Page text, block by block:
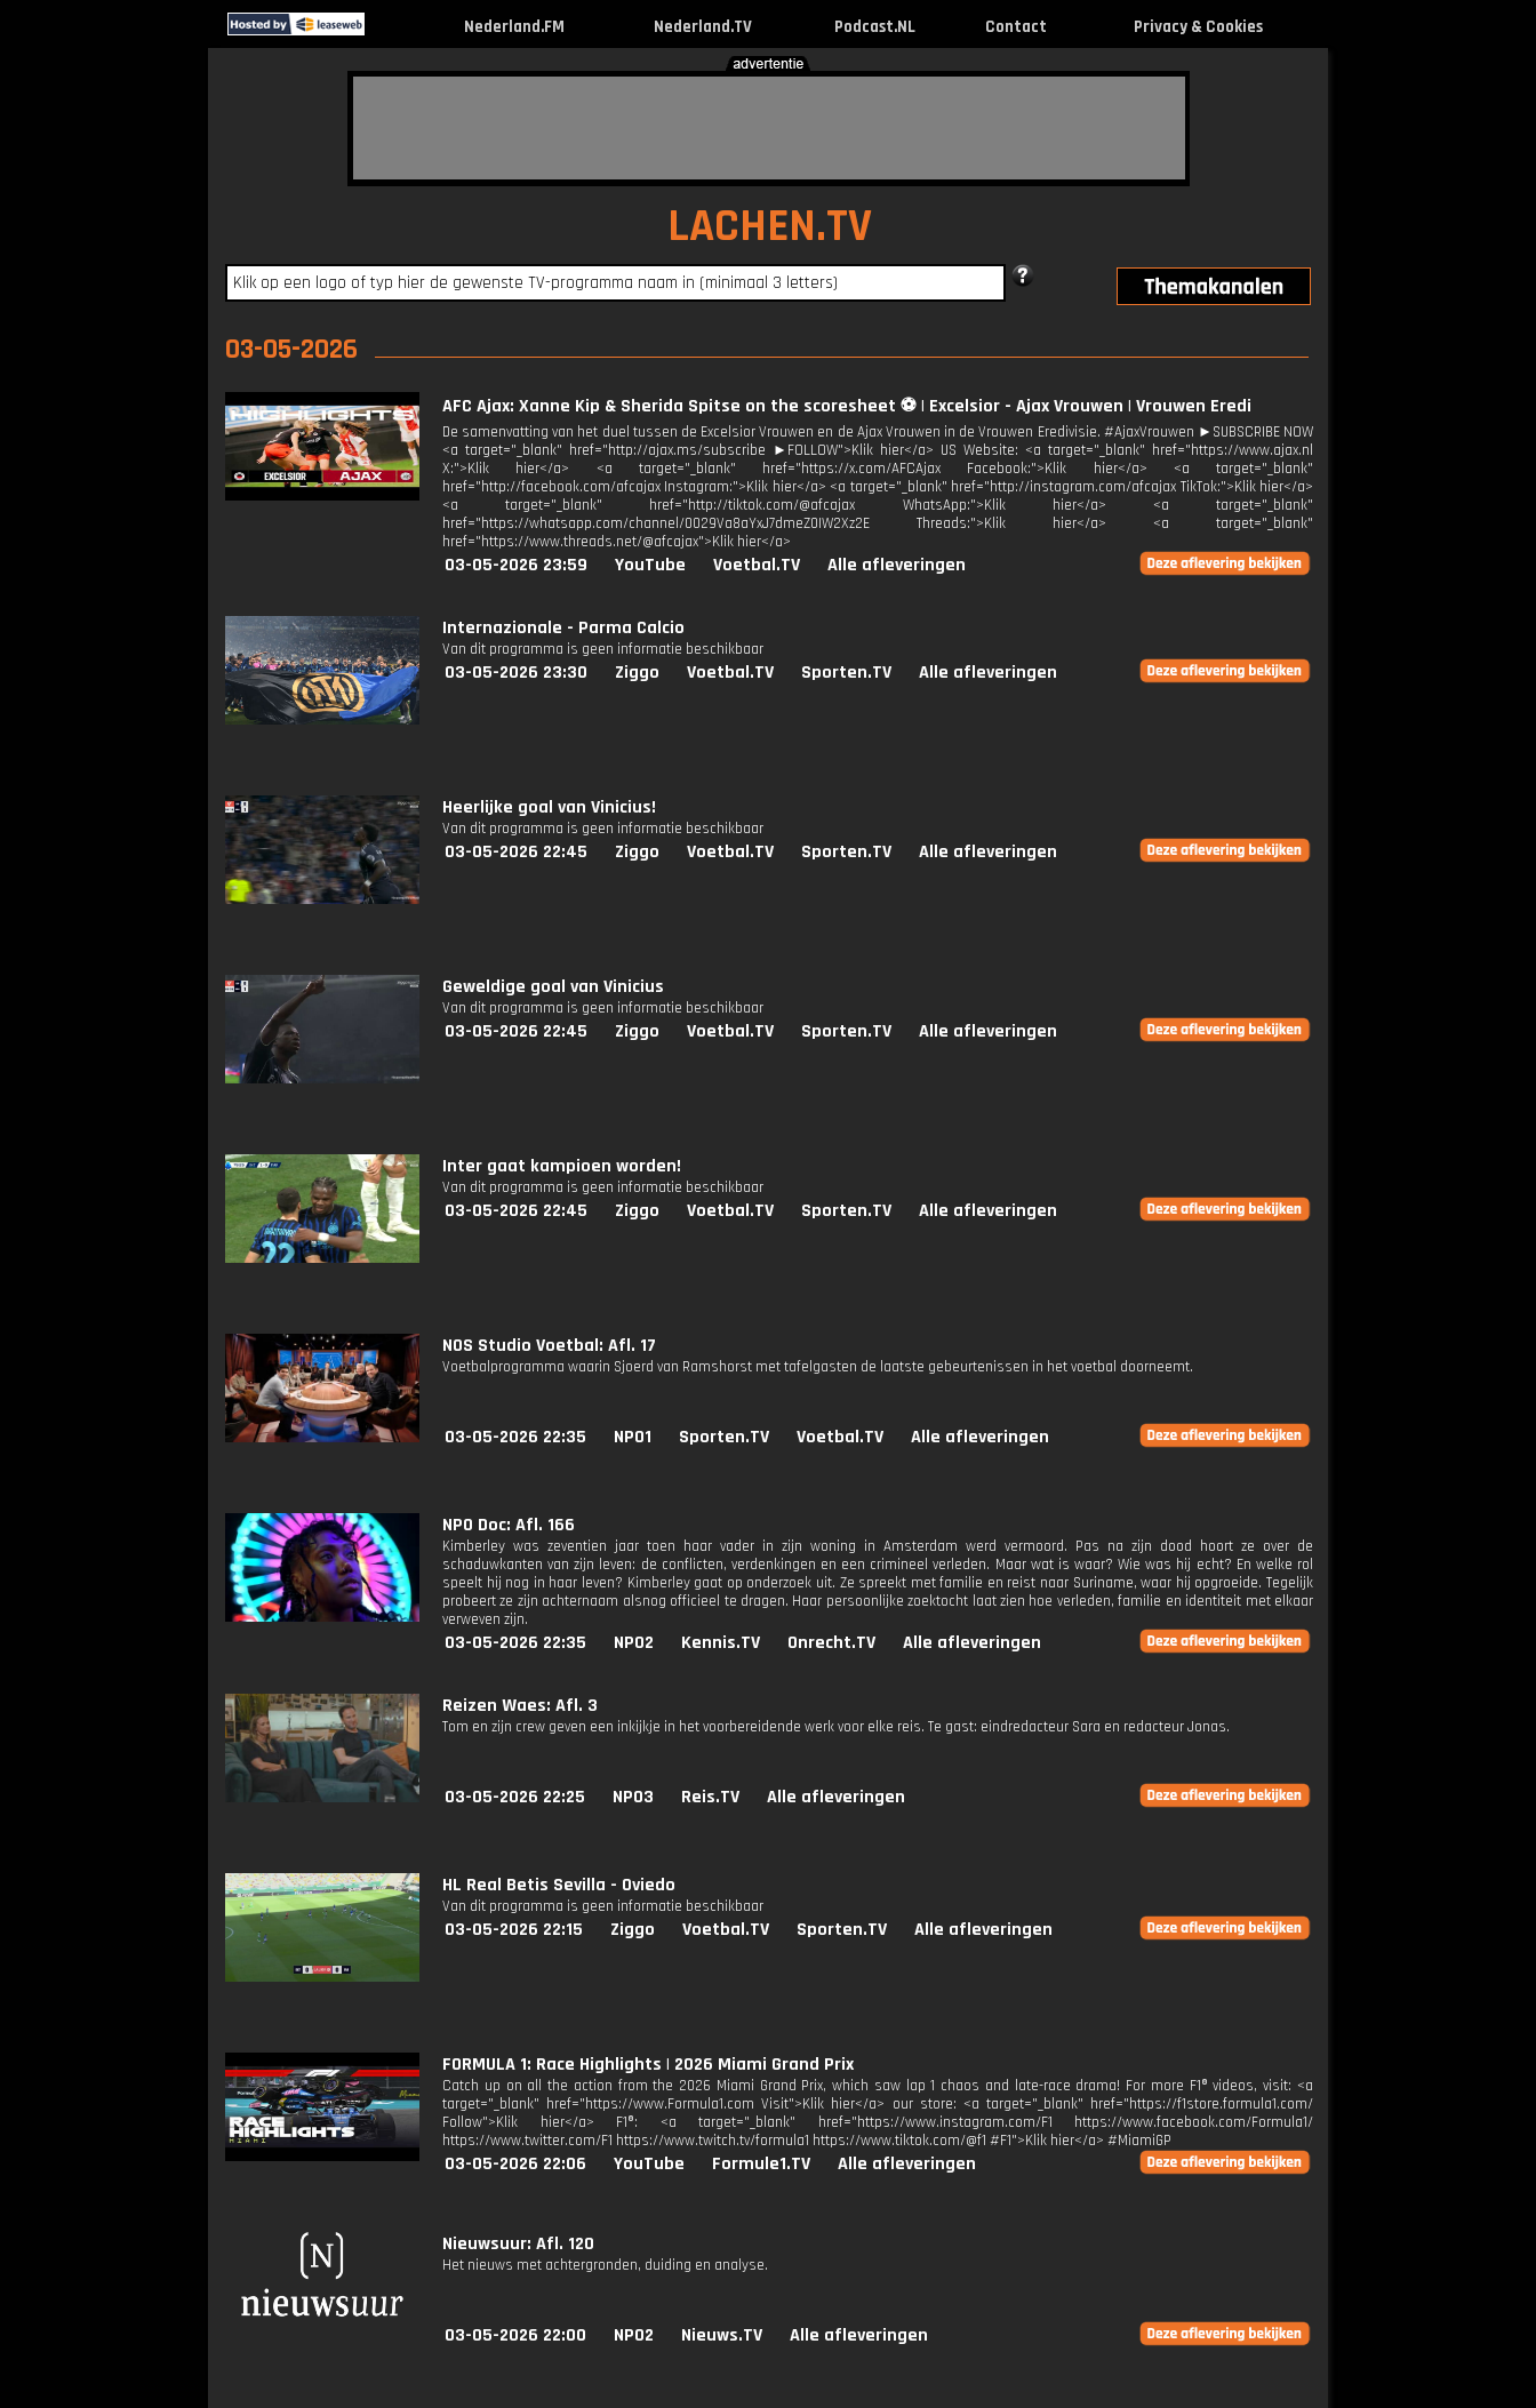
Nederland.FM Nederland.TV Podcast.NL Contact Privacy & Cookies
LACHEN.TV
03-05-2026
AFC Ajax: Xanne Kip & Sherida Spitse on the scoresheet ⚽️ | Excelsior - Ajax Vrouwen | Vrouwen Eredi
De samenvatting van het duel tussen de Excelsior Vrouwen en de Ajax Vrouwen in de Vrouwen Eredivisie. #AjaxVrouwen ►SUBSCRIBE NOW
<a target="_blank" href="http://ajax.ms/subscribe ►FOLLOW">Klik hier</a> US Website: <a target="_blank" href="https://www.ajax.nl
X:">Klik hier</a> <a target="_blank" href="https://x.com/AFCAjax Facebook:">Klik hier</a> <a target="_blank"
href="http://facebook.com/afcajax Instagram:">Klik hier</a> <a target="_blank" href="http://instagram.com/afcajax TikTok:">Klik hier</a>
<a target="_blank" href="http://tiktok.com/@afcajax WhatsApp:">Klik hier</a> <a target="_blank"
href="https://whatsapp.com/channel/0029Va8aYxJ7dmeZ0IW2Xz2E Threads:">Klik hier</a> <a target="_blank"
href="https://www.threads.net/@afcajax">Klik hier</a>
03-05-2026 23:59 YouTube Voetbal.TV Alle afleveringen
Internazionale - Parma Calcio
Van dit programma is geen informatie beschikbaar
03-05-2026 23:30 Ziggo Voetbal.TV Sporten.TV Alle afleveringen
Heerlijke goal van Vinicius!
Van dit programma is geen informatie beschikbaar
03-05-2026 22:45 Ziggo Voetbal.TV Sporten.TV Alle afleveringen
Geweldige goal van Vinicius
Van dit programma is geen informatie beschikbaar
03-05-2026 22:45 Ziggo Voetbal.TV Sporten.TV Alle afleveringen
Inter gaat kampioen worden!
Van dit programma is geen informatie beschikbaar
03-05-2026 22:45 Ziggo Voetbal.TV Sporten.TV Alle afleveringen
NOS Studio Voetbal: Afl. 17
Voetbalprogramma waarin Sjoerd van Ramshorst met tafelgasten de laatste gebeurtenissen in het voetbal doorneemt.
03-05-2026 22:35 NPO1 Sporten.TV Voetbal.TV Alle afleveringen
NPO Doc: Afl. 166
Kimberley was zeventien jaar toen haar vader in zijn woning in Amsterdam werd vermoord. Pas na zijn dood hoort ze over de
schaduwkanten van zijn leven: de conflicten, verdenkingen en een crimineel verleden. Maar wat is waar? Wie was hij echt? En welke rol
speelt hij nog in haar leven? Kimberley gaat op onderzoek uit. Ze spreekt met familie en reist naar Suriname, waar hij opgroeide. Tegelijk
probeert ze zijn achternaam alsnog officieel te dragen. Haar persoonlijke zoektocht laat zien hoe verleden, familie en identiteit met elkaar
verweven zijn.
03-05-2026 22:35 NPO2 Kennis.TV Onrecht.TV Alle afleveringen
Reizen Waes: Afl. 3
Tom en zijn crew geven een inkijkje in het voorbereidende werk voor elke reis. Te gast: eindredacteur Sara en redacteur Jonas.
03-05-2026 22:25 NPO3 Reis.TV Alle afleveringen
HL Real Betis Sevilla - Oviedo
Van dit programma is geen informatie beschikbaar
03-05-2026 22:15 Ziggo Voetbal.TV Sporten.TV Alle afleveringen
FORMULA 1: Race Highlights | 2026 Miami Grand Prix
Catch up on all the action from the 2026 Miami Grand Prix, which saw lap 1 chaos and late-race drama! For more F1® videos, visit: <a
target="_blank" href="https://www.Formula1.com Visit">Klik hier</a> our store: <a target="_blank" href="https://f1store.formula1.com/
Follow">Klik hier</a> F1®: <a target="_blank" href="https://www.instagram.com/F1 https://www.facebook.com/Formula1/
https://www.twitter.com/F1 https://www.twitch.tv/formula1 https://www.tiktok.com/@f1 #F1">Klik hier</a> #MiamiGP
03-05-2026 22:06 YouTube Formule1.TV Alle afleveringen
Nieuwsuur: Afl. 120
Het nieuws met achtergronden, duiding en analyse.
03-05-2026 22:00 NPO2 Nieuws.TV Alle afleveringen